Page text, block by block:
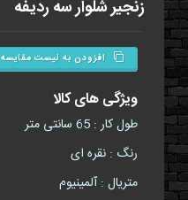
زنجير شلوار سه رديفه
افزودن به لیست مقایسه
ویژگی های کالا
طول کار : 65 سانتی متر
رنگ : نقره ای
متریال : آلمینیوم